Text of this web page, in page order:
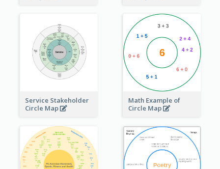
Service Stakeholder
Circle Map
Math Example of
Circle Map